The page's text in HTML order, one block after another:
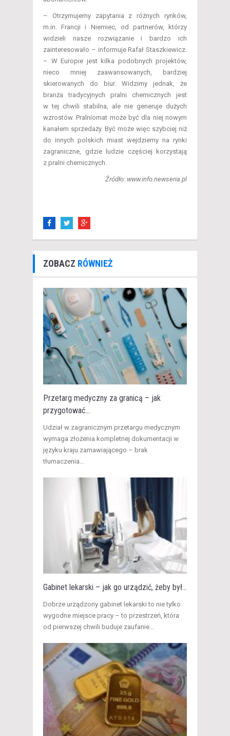
– Otrzymujemy zapytania z różnych rynków,
m.in. Francji i Niemiec, od partnerów, którzy
widzieli nasze rozwiązanie i bardzo ich
zainteresowało – informuje Rafał Staszkiewicz.
– W Europie jest kilka podobnych projektów,
nieco mniej zaawansowanych, bardziej
skierowanych do biur. Widzimy jednak, że
branża tradycyjnych pralni chemicznych jest
w tej chwili stabilna, ale nie generuje dużych
wzrostów. Pralniomat może być dla niej nowym
kanałem sprzedaży. Być może więc szybciej niż
do innych polskich miast wejdziemy na rynki
zagraniczne, gdzie ludzie częściej korzystają
z pralni chemicznych.
Źródło: www.info.newseria.pl
ZOBACZ RÓWNIEŻ
Przetarg medyczny za granicą – jak
przygotować...
​Udział w zagranicznym przetargu medycznym
wymaga złożenia kompletnej dokumentacji w
języku kraju zamawiającego – brak
tłumaczenia...
Gabinet lekarski – jak go urządzić, żeby był...
​Dobrze urządzony gabinet lekarski to nie tylko
wygodne miejsce pracy – to przestrzeń, która
od pierwszej chwili buduje zaufanie...